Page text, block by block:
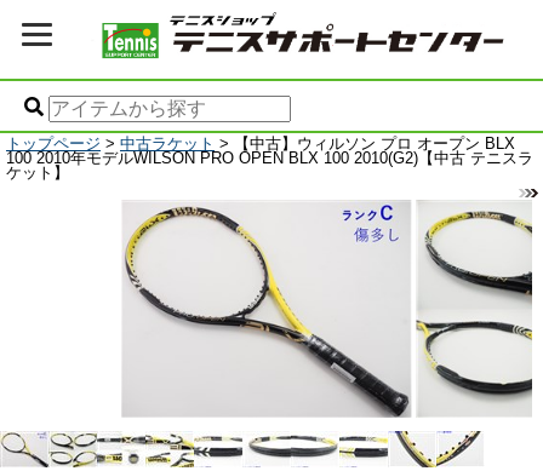
トップページ > 中古ラケット > 【中古】ウィルソン プロ オープン BLX
100 2010年モデルWILSON PRO OPEN BLX 100 2010(G2)【中古 テニスラ
ケット】